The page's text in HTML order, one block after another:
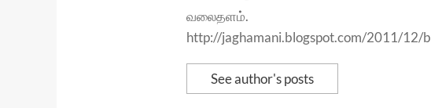
வலைதளம்.
http://jaghamani.blogspot.com/2011/12/
See author's posts